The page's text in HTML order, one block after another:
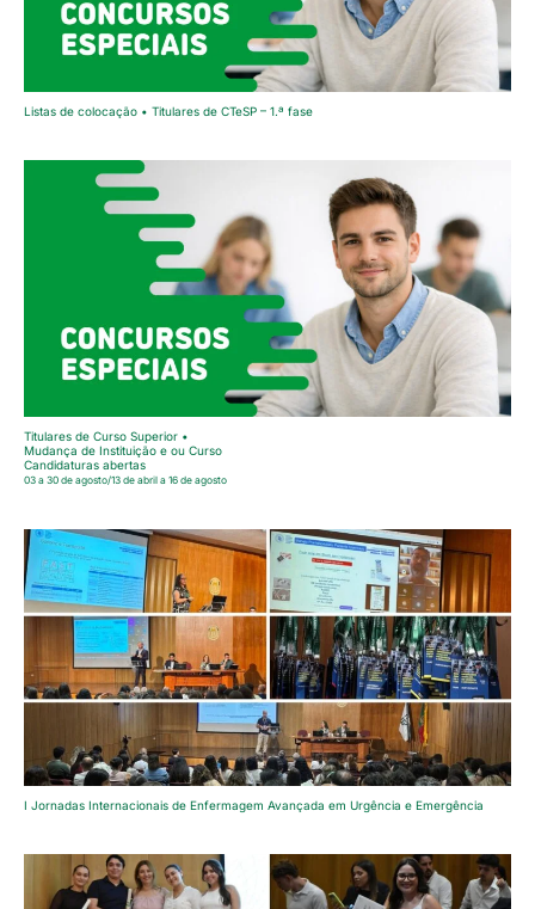
Listas de colocação • Titulares de CTeSP – 1.ª fase
Titulares de Curso Superior •
Mudança de Instituição e ou Curso
Candidaturas abertas
03 a 30 de agosto/13 de abril a 16 de agosto
I Jornadas Internacionais de Enfermagem Avançada em Urgência e Emergência